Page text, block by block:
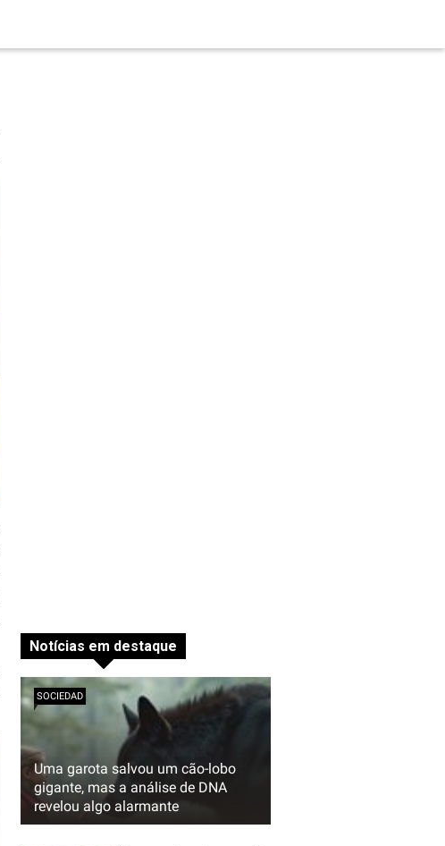
Notícias em destaque
Uma garota salvou um cão-lobo
gigante, mas a análise de DNA
revelou algo alarmante
SOCIEDAD